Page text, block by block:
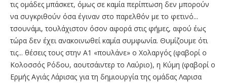
τις ομάδες μπάσκετ, όμως σε καμία περίπτωση δεν μπορούν
να συγκριθούν όσα έγιναν στο παρελθόν με το φετινό...
τσουνάμι, τουλάχιστον όσον αφορά στις φήμες, αφού έως
τώρα δεν έχει ανακοινωθεί καμία συμφωνία. Θυμίζουμε ότι
τις... θέσεις τους στην Α1 «πουλάνε» ο Χολαργός (φαβορί ο
Κολοσσός Ρόδου, αουτσάιντερ το Λαύριο), η Κύμη (φαβορί ο
Ερμής Αγιάς Λάρισας για τη δημιουργία της ομάδας Λαρισα